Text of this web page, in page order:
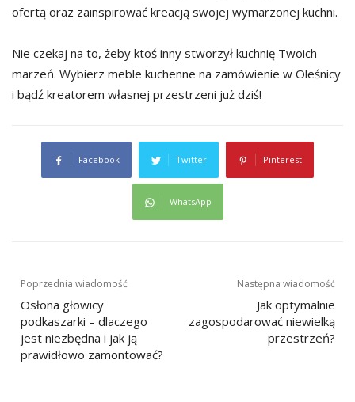
ofertą oraz zainspirować kreacją swojej wymarzonej kuchni.
Nie czekaj na to, żeby ktoś inny stworzył kuchnię Twoich
marzeń. Wybierz meble kuchenne na zamówienie w Oleśnicy
i bądź kreatorem własnej przestrzeni już dziś!
Facebook Twitter Pinterest
WhatsApp
Nawigacja
wpisu
Poprzednia wiadomość
Osłona głowicy
podkaszarki – dlaczego
jest niezbędna i jak ją
prawidłowo zamontować?
Następna wiadomość
Jak optymalnie
zagospodarować niewielką
przestrzeń?